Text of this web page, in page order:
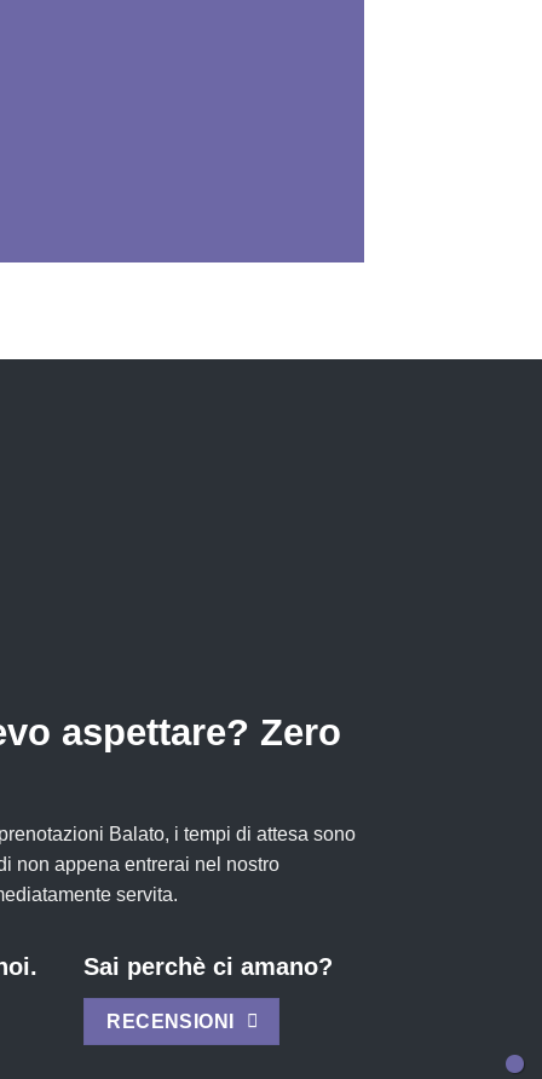
aspettare? Zero
Balato, i tempi di attesa sono
non appena entrerai nel nostro
servita.
Sai perchè ci amano?
RECENSIONI